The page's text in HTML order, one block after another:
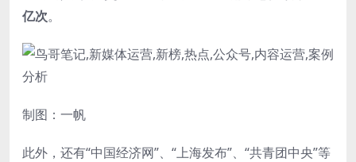
亿次。
制图：一帆
此外，还有“中国经济网”、“上海发布”、“共青团中央”等